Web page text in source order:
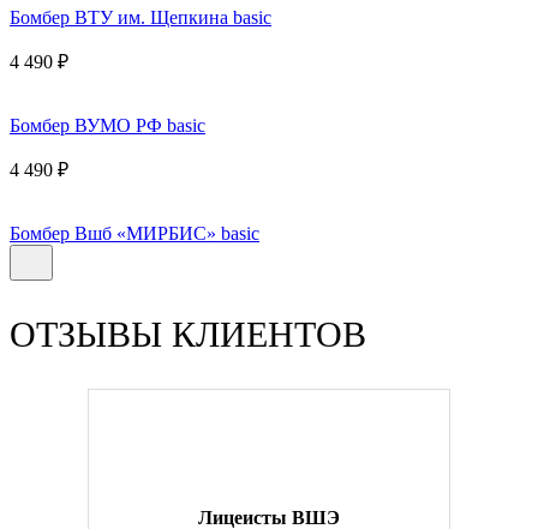
Бомбер ВТУ им. Щепкина basic
4 490 ₽
Бомбер ВУМО РФ basic
4 490 ₽
Бомбер Вшб «МИРБИС» basic
ОТЗЫВЫ КЛИЕНТОВ
Лицеисты ВШЭ